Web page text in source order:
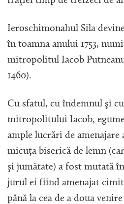
Ieroschimonahul Sila
în toamna anului 1753,
mitropolitul Iacob
1460).
Cu sfatul, cu îndemnul şi
mitropolitului Iacob,
ample lucrări de amenajare
micuța biserică de lemn
şi jumătate) a fost mutată
jurul ei fiind amenajat
până la cea de a doua